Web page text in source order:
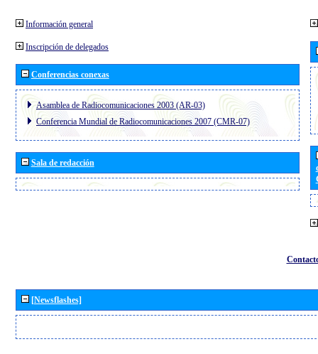
Información general
Inscripción de delegados
Conferencias conexas
Asamblea de Radiocomunicaciones 2003 (AR-03)
Conferencia Mundial de Radiocomunicaciones 2007 (CMR-07)
Sala de redacción
[Newsflashes]